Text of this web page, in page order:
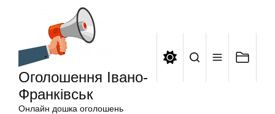
Оголошення Івано-
Франківськ
Онлайн дошка оголошень